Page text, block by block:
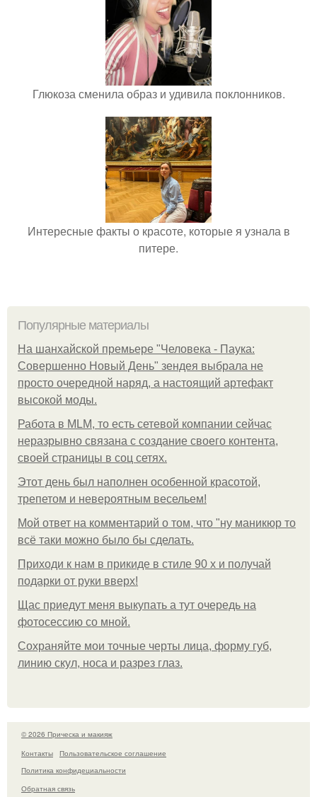
Глюкоза сменила образ и удивила поклонников.
Интересные факты о красоте, которые я узнала в
питере.
Популярные материалы
На шанхайской премьере "Человека - Паука:
Совершенно Новый День" зендея выбрала не
просто очередной наряд, а настоящий артефакт
высокой моды.
Работа в MLM, то есть сетевой компании сейчас
неразрывно связана с создание своего контента,
своей страницы в соц сетях.
Этот день был наполнен особенной красотой,
трепетом и невероятным весельем!
Мой ответ на комментарий о том, что "ну маникюр то
всё таки можно было бы сделать.
Приходи к нам в прикиде в стиле 90 х и получай
подарки от руки вверх!
Щас приедут меня выкупать а тут очередь на
фотосессию со мной.
Сохраняйте мои точные черты лица, форму губ,
линию скул, носа и разрез глаз.
© 2026 Прическа и макияж
Контакты
Пользовательское соглашение
Политика конфидециальности
Обратная связь